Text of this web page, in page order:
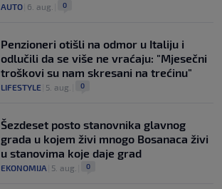
AUTO 6. aug. 0
Penzioneri otišli na odmor u Italiju i
odlučili da se više ne vraćaju: "Mjesečni
troškovi su nam skresani na trećinu"
LIFESTYLE 5. aug. 0
Šezdeset posto stanovnika glavnog
grada u kojem živi mnogo Bosanaca živi
u stanovima koje daje grad
EKONOMIJA 5. aug. 0